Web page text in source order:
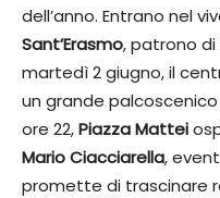
dell’anno. Entrano nel
Sant’Erasmo, patrono di
martedì 2 giugno, il
un grande
ore 22,Piazza Mattei
Mario Ciacciarella,
promette di trascinare